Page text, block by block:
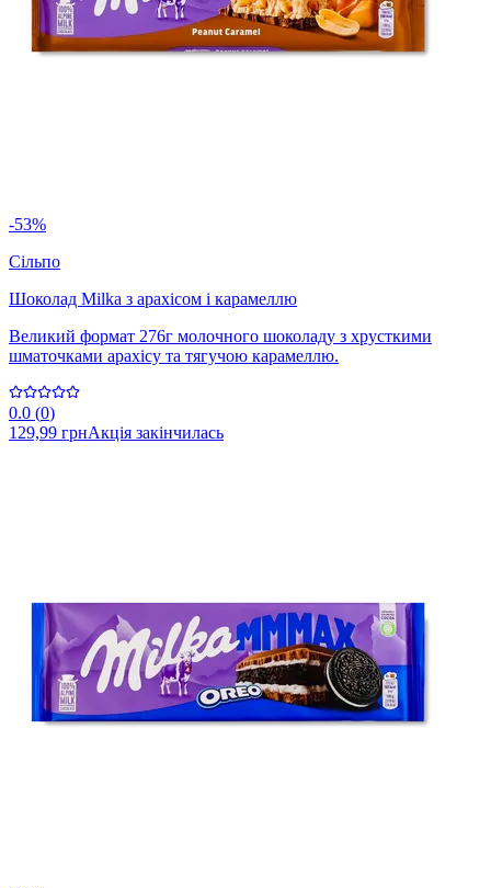
-53%
Сільпо
Шоколад Milka з арахісом і карамеллю
Великий формат 276г молочного шоколаду з хрусткими
шматочками арахісу та тягучою карамеллю.
0.0 (0)
129,99 грнАкція закінчилась